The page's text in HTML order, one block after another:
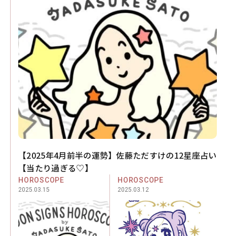
【2025年4月前半の運勢】佐藤ただすけの12星座占い
【当たり過ぎる♡】
HOROSCOPE
2025.03.15
HOROSCOPE
2025.03.12